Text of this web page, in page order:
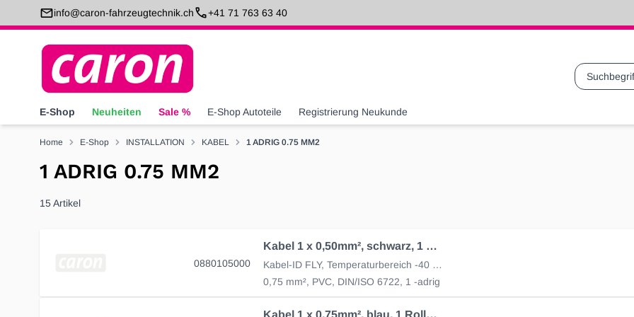
Direkt zum Inhaltinfo@caron-fahrzeugtechnik.ch +41 71 763 63 40
Suche
E-Shop Neuheiten Sale % E-Shop Autoteile Registrierung Neukunde
Home E-Shop INSTALLATION KABEL 1 ADRIG 0.75 MM2
1 ADRIG 0.75 MM2
15Artikel
0880105000
Kabel 1 x 0,50mm², schwarz, 1 Rolle = 50 m
Kabel-ID FLY, Temperaturbereich -40 bis +70 °C
0,75 mm², PVC, DIN/ISO 6722, 1 -adrig
Kabel 1 x 0,75mm², blau, 1 Rolle = 50 m